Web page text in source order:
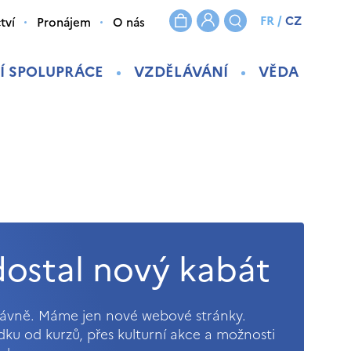
SPOLUPRÁCE VZDĚLÁVÁNÍ VĚDA
Pronájem O nás FR/CZ
nový kabát
Máme jen nové webové stránky.
od kurzů, přes kulturní akce a možnosti